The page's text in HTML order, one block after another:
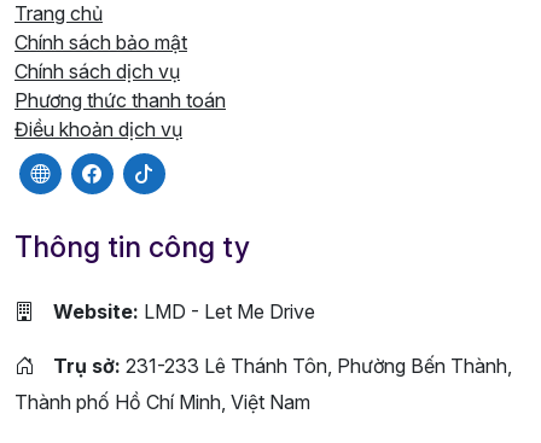
Trang chủ
Chính sách bảo mật
Chính sách dịch vụ
Phương thức thanh toán
Điều khoản dịch vụ
Thông tin công ty
Website: LMD - Let Me Drive
Trụ sở: 231-233 Lê Thánh Tôn, Phường Bến Thành,
Thành phố Hồ Chí Minh, Việt Nam